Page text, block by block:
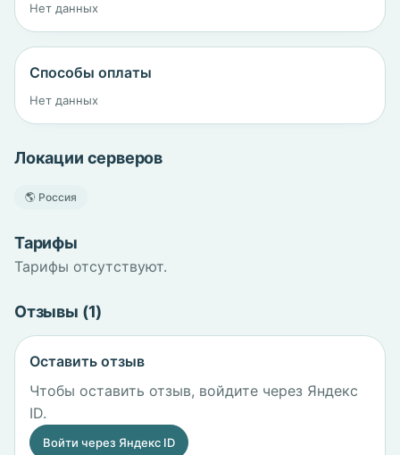
Нет данных
Способы оплаты
Нет данных
Локации серверов
🌎 Россия
Тарифы
Тарифы отсутствуют.
Отзывы (1)
Оставить отзыв
Чтобы оставить отзыв, войдите через Яндекс
ID.
Войти через Яндекс ID